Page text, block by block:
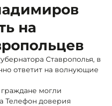
на
Ставрополья, в
ответит на волнующие
могли
Телефон доверия